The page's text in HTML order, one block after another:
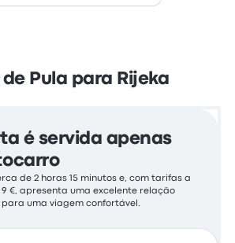
Pula para Rijeka
é servida apenas
de 2 horas 15 minutos e, com tarifas a
€, apresenta uma excelente relação
uma viagem confortável.